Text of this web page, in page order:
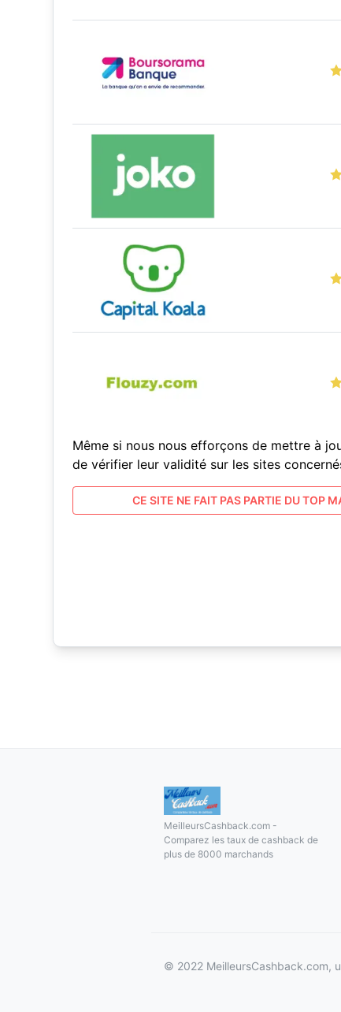
Même si nous nous efforçons de mettre à
de vérifier leur validité sur les sites
CE SITE NE FAIT PAS PARTIE DU TOP
MeilleursCashback.com -
Comparez les taux de cashback de
plus de 8000 marchands
© 2022 MeilleursCashback.com,